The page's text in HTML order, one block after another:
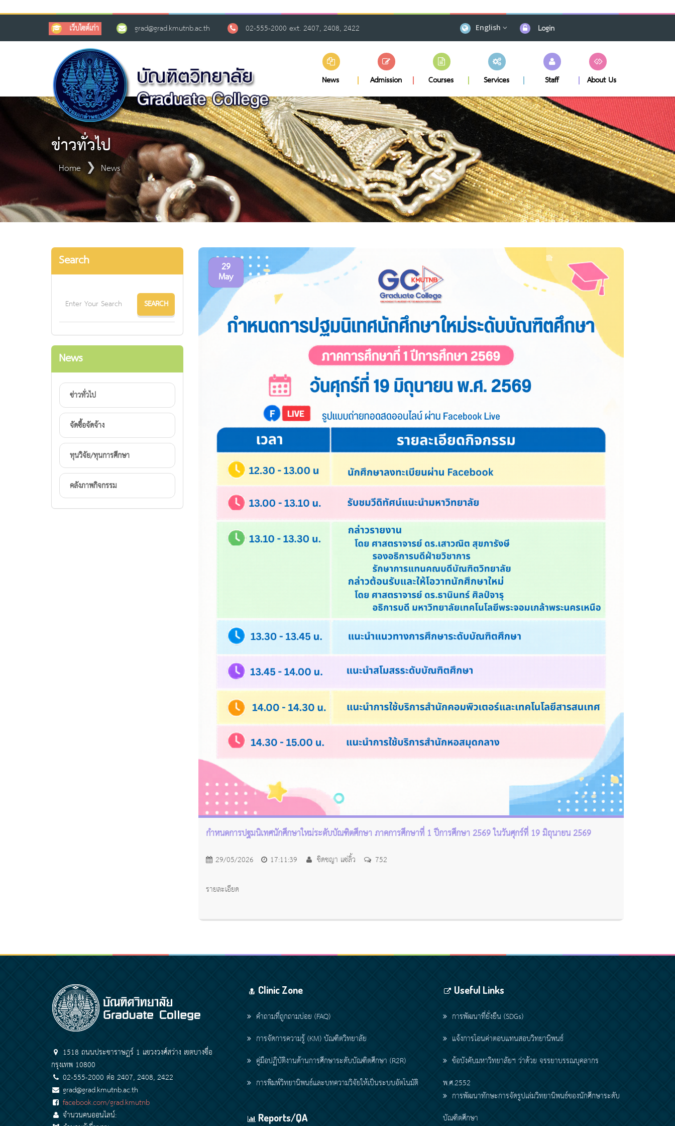
เว็บไซต์เก่า grad@grad.kmutnb.ac.th 02-555-2000 ext. 2407, 2408, 2422 English Login
News Admission Courses Services Staff About Us
ข่าวทั่วไป
Home News
29
May
กำหนดการปฐมนิเทศนักศึกษาใหม่ระดับบัณฑิตศึกษา ภาคการศึกษาที่ 1 ปีการศึกษา 2569 ในวันศุกร์ที่ 19 มิถุนายน 2569
29/05/2026 17:11:39 ชิดชญา แซ่ลิ้ว 752
รายละเอียด
Search
News
ข่าวทั่วไป
จัดซื้อจัดจ้าง
ทุนวิจัย/ทุนการศึกษา
คลังภาพกิจกรรม
1518 ถนนประชาราษฎร์ 1 แขวงวงศ์สว่าง เขตบางซื่อ
กรุงเทพ 10800
02-555-2000 ต่อ 2407, 2408, 2422
grad@grad.kmutnb.ac.th
facebook.com/grad.kmutnb
จำนวนคนออนไลน์:
Clinic Zone
คำถามที่ถูกถามบ่อย (FAQ)
การจัดการความรู้ (KM) บัณฑิตวิทยาลัย
คู่มือปฏิบัติงานด้านการศึกษาระดับบัณฑิตศึกษา (R2R)
การพิมพ์วิทยานิพนธ์และบทความวิจัยให้เป็นระบบอัตโนมัติ
Reports/QA
Useful Links
การพัฒนาที่ยั่งยืน (SDGs)
แจ้งการโอนค่าตอบแทนสอบวิทยานิพนธ์
ข้อบังคับมหาวิทยาลัยฯ ว่าด้วย จรรยาบรรณบุคลากร
พ.ศ.2552
การพัฒนาทักษะการจัดรูปเล่มวิทยานิพนธ์ของนักศึกษาระดับ
บัณฑิตศึกษา